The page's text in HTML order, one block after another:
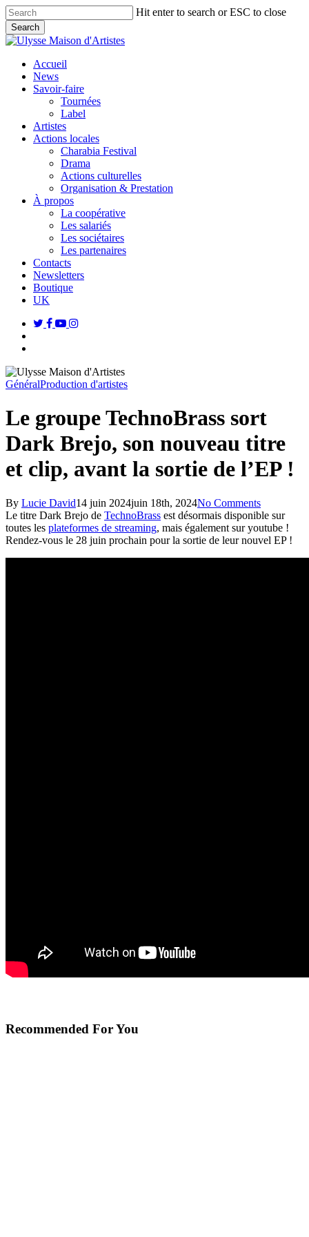
Skip
to
main
content
Hit enter to search or ESC to close
Search
Close
search
Menu
Accueil
News
Savoir-faire
Tournées
Label
Artistes
Actions locales
Charabia Festival
Drama
Actions culturelles
Organisation & Prestation
À propos
La coopérative
Les salariés
Les sociétaires
Les partenaires
Contacts
Newsletters
Boutique
UK
twitterfacebook
youtubeinstagram
GénéralProduction d'artistes
Le groupe TechnoBrass sort
Dark Brejo, son nouveau titre
et clip, avant la sortie de l’EP !
By Lucie David14 juin 2024juin 18th, 2024No Comments
Le titre Dark Brejo de TechnoBrass est désormais disponible sur
toutes les plateformes de streaming, mais également sur youtube !
Rendez-vous le 28 juin prochain pour la sortie de leur nouvel EP !
Recommended For You